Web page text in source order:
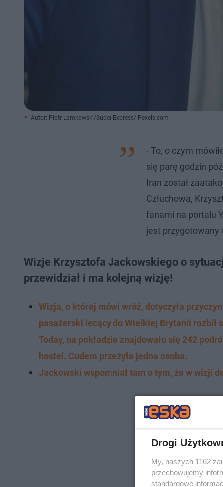
Autor: Piotr Lamkowski/Super Express/ Pexels.com
- To, o czym
się parę godzin
Iran został
Człuchowa,
fanami na portalu
jest przygotowany
Wizje Krzysztofa Jackowskiego o
przewidział i ma kolejną wizję!
Wizja, o której mówi wróż, dotyczyła
pasażerski lecący do Wielkiej Brytanii rozbił
Today, na pokładzie znajdowało się 242
hostel. Cudem przeżyła jedna osoba.
Jackowski wspomniał tam o tym, że w wizji
Drogi
My, naszych 1162
przechowujemy
standardowe